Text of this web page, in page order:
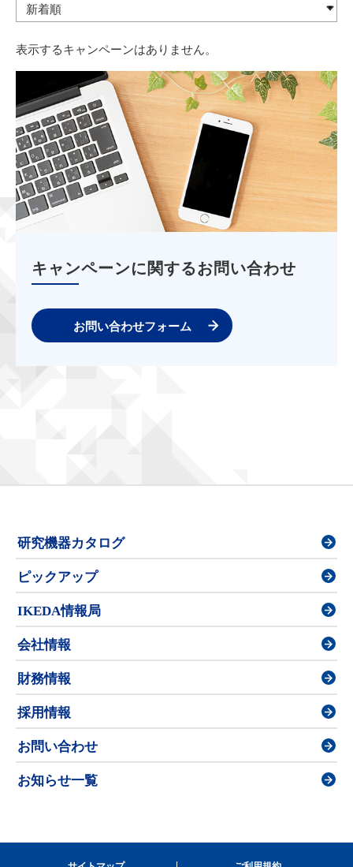
表示するキャンペーンはありません。
キャンペーンに関するお問い合わせ
お問い合わせフォーム
研究機器カタログ
ピックアップ
IKEDA情報局
会社情報
財務情報
採用情報
お問い合わせ
お知らせ一覧